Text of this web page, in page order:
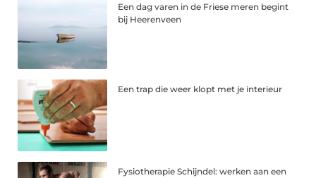
Een dag varen in de Friese meren begint
bij Heerenveen
Een trap die weer klopt met je interieur
Fysiotherapie Schijndel: werken aan een